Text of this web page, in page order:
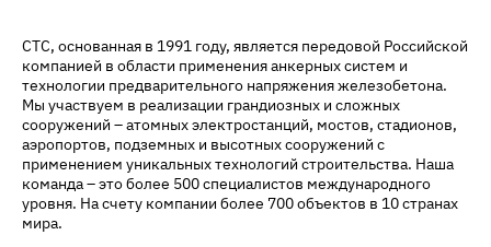
СТС, основанная в 1991 году, является передовой Российской
компанией в области применения анкерных систем и
технологии предварительного напряжения железобетона.
Мы участвуем в реализации грандиозных и сложных
сооружений – атомных электростанций, мостов, стадионов,
аэропортов, подземных и высотных сооружений с
применением уникальных технологий строительства. Наша
команда – это более 500 специалистов международного
уровня. На счету компании более 700 объектов в 10 странах
мира.